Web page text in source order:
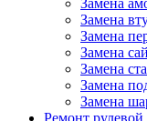
Замена
Замена
Замена
Замена
Замена
Замена
Замена